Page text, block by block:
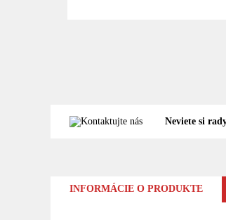
Neviete si
INFORMÁCIE O PRODUKTE